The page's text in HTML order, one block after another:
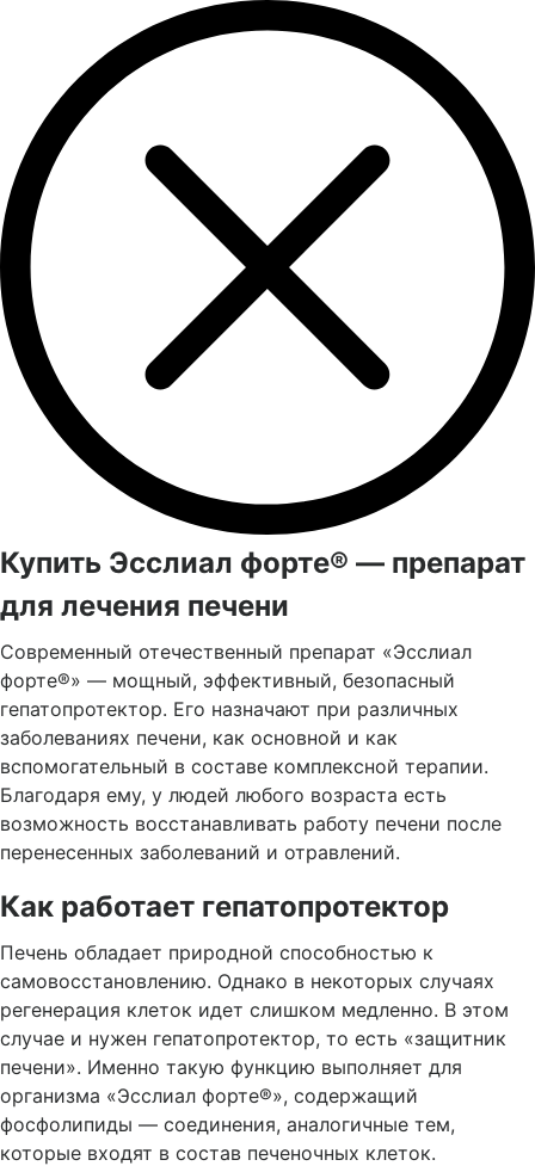
Купить Эсслиал форте® — препарат
для лечения печени
Современный отечественный препарат «Эсслиал
форте®» — мощный, эффективный, безопасный
гепатопротектор. Его назначают при различных
заболеваниях печени, как основной и как
вспомогательный в составе комплексной терапии.
Благодаря ему, у людей любого возраста есть
возможность восстанавливать работу печени после
перенесенных заболеваний и отравлений.
Как работает гепатопротектор
Печень обладает природной способностью к
самовосстановлению. Однако в некоторых случаях
регенерация клеток идет слишком медленно. В этом
случае и нужен гепатопротектор, то есть «защитник
печени». Именно такую функцию выполняет для
организма «Эсслиал форте®», содержащий
фосфолипиды — соединения, аналогичные тем,
которые входят в состав печеночных клеток.